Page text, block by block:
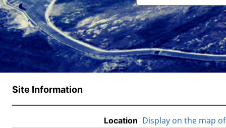
Site Information
Location Display on the map